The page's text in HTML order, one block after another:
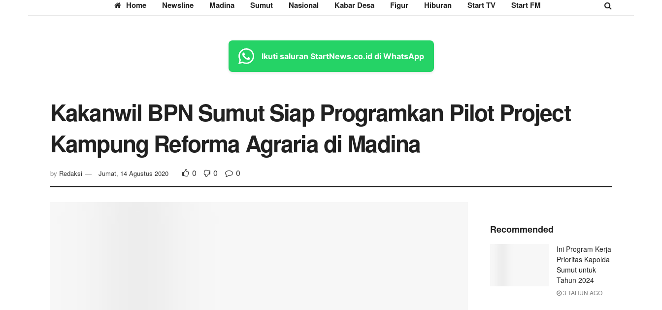
Home Newsline Madina Sumut Nasional Kabar Desa Figur Hiburan Start TV Start FM
Ikuti saluran StartNews.co.id di WhatsApp
Kakanwil BPN Sumut Siap Programkan Pilot Project
Kampung Reforma Agraria di Madina
by Redaksi Jumat, 14 Agustus 2020 0 0 0
Recommended
Ini Program Kerja
Prioritas Kapolda
Sumut untuk
Tahun 2024
3 TAHUN AGO